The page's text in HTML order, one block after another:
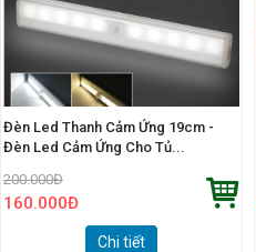
Đèn Led Thanh Cảm Ứng 19cm -
Đèn Led Cảm Ứng Cho Tủ...
200.000Đ
160.000Đ
Chi tiết